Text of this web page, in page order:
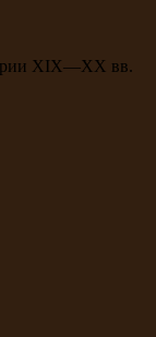
XIX—XX вв.